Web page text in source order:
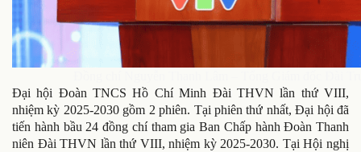
Đại hội Đoàn TNCS Hồ Chí Minh Đài THVN lần thứ VIII,
nhiệm kỳ 2025-2030 gồm 2 phiên. Tại phiên thứ nhất, Đại hội đã
tiến hành bầu 24 đồng chí tham gia Ban Chấp hành Đoàn Thanh
niên Đài THVN lần thứ VIII, nhiệm kỳ 2025-2030. Tại Hội nghị